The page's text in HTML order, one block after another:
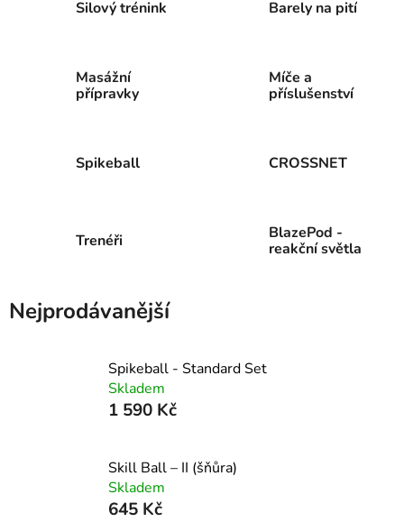
Silový trénink Barely na pití
Masážní
přípravky
Míče a
příslušenství
Spikeball CROSSNET
Trenéři
BlazePod -
reakční světla
Nejprodávanější
Spikeball - Standard Set
Skladem
1 590 Kč
Skill Ball – II (šňůra)
Skladem
645 Kč